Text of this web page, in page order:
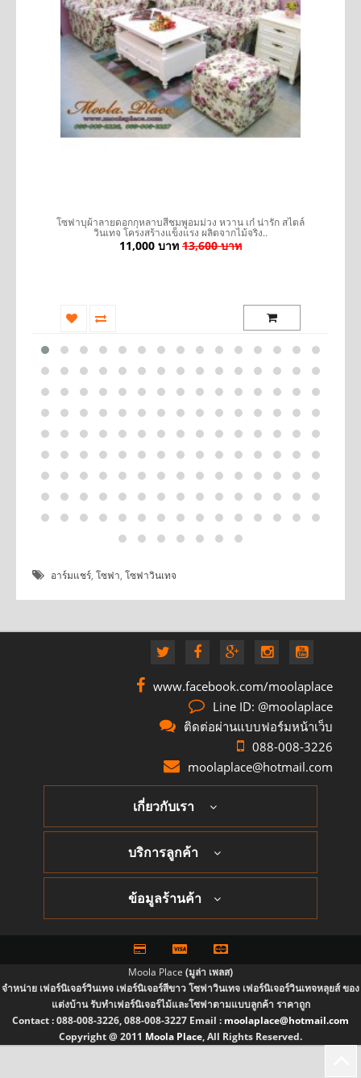
โซฟาบุผ้าลายดอกกุหลาบสีชมพูอมม่วง หวาน เก๋ น่ารัก สไตล์
วินเทจ โครงสร้างแข็งแรง ผลิตจากไม้จริง..
11,000 บาท 13,600 บาท
อาร์มแชร์, โซฟา, โซฟาวินเทจ
www.facebook.com/moolaplace
Line ID: @moolaplace
ติดต่อผ่านแบบฟอร์มหน้าเว็บ
088-008-3226
moolaplace@hotmail.com
เกี่ยวกับเรา
บริการลูกค้า
ข้อมูลร้านค้า
Moola Place (มูล่า เพลส)
จำหน่าย เฟอร์นิเจอร์วินเทจ เฟอร์นิเจอร์สีขาว โซฟาวินเทจ เฟอร์นิเจอร์วินเทจหลุยส์ ของ
แต่งบ้าน รับทำเฟอร์นิเจอร์ไม้และโซฟาตามแบบลูกค้า ราคาถูก
Contact :088-008-3226, 088-008-3227 Email : moolaplace@hotmail.com
Copyright @ 2011 Moola Place, All Rights Reserved.